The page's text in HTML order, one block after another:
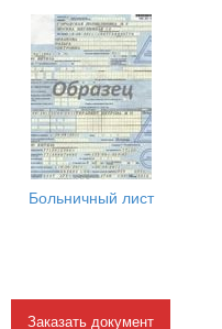
Больничный лист
Заказать документ